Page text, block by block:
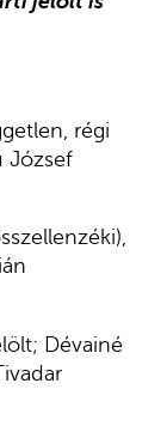
régi
József
Dévainé